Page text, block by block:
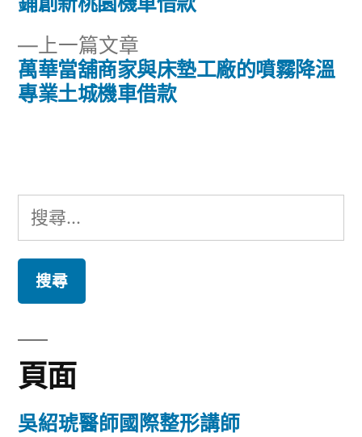
導
覽
上一篇文章
一
篇
萬華當舖商家與床墊工廠的噴霧降溫
專業土城機車借款
搜
尋
鍵
字:
頁面
吳紹琥醫師國際整形講師